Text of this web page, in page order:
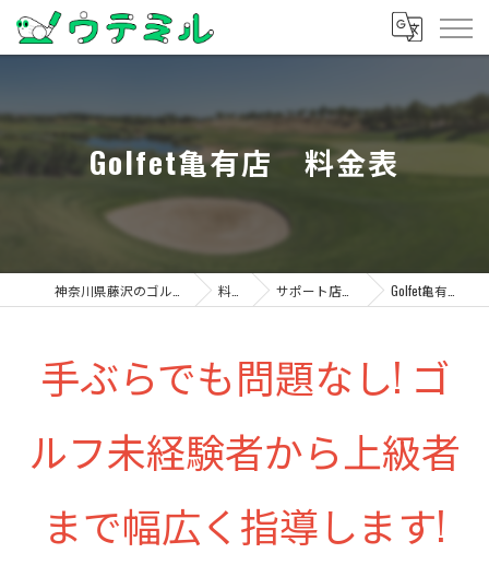
Golfet亀有店 料金表
料金表 サポート店舗 料金表 Golfet亀有店 料金表
手ぶらでも問題なし! ゴ
ルフ未経験者から上級者
まで幅広く指導します!